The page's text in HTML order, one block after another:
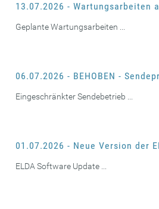
13.07.2026 - Wartungsarbeiten
Geplante Wartungsarbeiten ...
06.07.2026 - BEHOBEN -
Eingeschränkter Sendebetrieb ...
01.07.2026 - Neue Version der
ELDA Software Update ...